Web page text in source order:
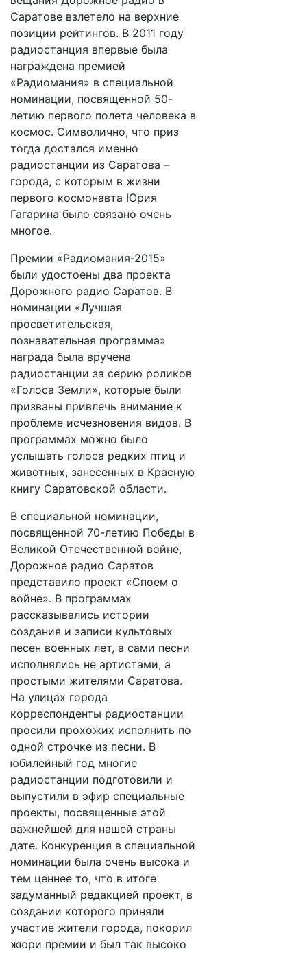
Саратове взлетело на верхние
позиции рейтингов. В 2011 году
радиостанция впервые была
награждена премией
«Радиомания» в специальной
номинации, посвященной 50-
летию первого полета человека в
космос. Символично, что приз
тогда достался именно
радиостанции из Саратова –
города, с которым в жизни
первого космонавта Юрия
Гагарина было связано очень
многое.
Премии «Радиомания-2015»
были удостоены два проекта
Дорожного радио Саратов. В
номинации «Лучшая
просветительская,
познавательная программа»
награда была вручена
радиостанции за серию роликов
«Голоса Земли», которые были
призваны привлечь внимание к
проблеме исчезновения видов. В
программах можно было
услышать голоса редких птиц и
животных, занесенных в Красную
книгу Саратовской области.
В специальной номинации,
посвященной 70-летию Победы в
Великой Отечественной войне,
Дорожное радио Саратов
представило проект «Споем о
войне». В программах
рассказывались истории
создания и записи культовых
песен военных лет, а сами песни
исполнялись не артистами, а
простыми жителями Саратова.
На улицах города
корреспонденты радиостанции
просили прохожих исполнить по
одной строчке из песни. В
юбилейный год многие
радиостанции подготовили и
выпустили в эфир специальные
проекты, посвященные этой
важнейшей для нашей страны
дате. Конкуренция в специальной
номинации была очень высока и
тем ценнее то, что в итоге
задуманный редакцией проект, в
создании которого приняли
участие жители города, покорил
жюри премии и был так высоко